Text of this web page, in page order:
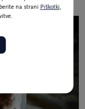
na strani Piškotki,